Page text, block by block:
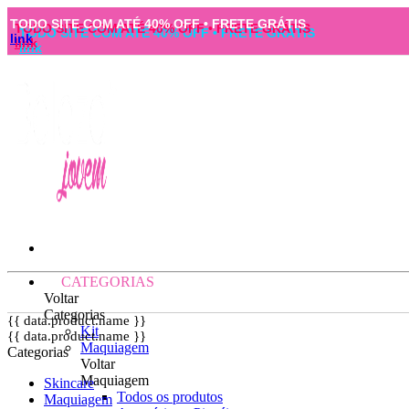
TODO SITE COM ATÉ 40% OFF • FRETE GRÁTIS
link
CATEGORIAS
Voltar
Categorias
Kit
Maquiagem
Voltar
Maquiagem
Todos os produtos
{{ data.product.name }}
{{ data.product.name }}
Categorias
Skincare
Maquiagem